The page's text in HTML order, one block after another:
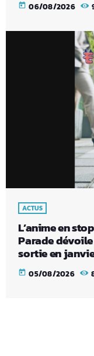
today 06/08/2026
ACTUS
L’anime en
Parade
sortie en
today 05/08/2026